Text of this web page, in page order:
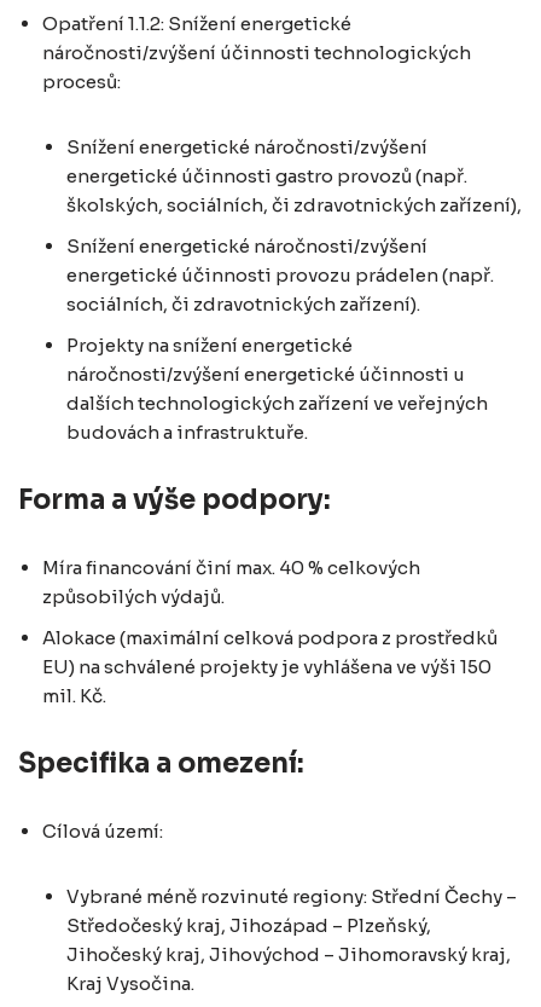
Opatření 1.1.2: Snížení energetické
náročnosti/zvýšení účinnosti technologických
procesů:
Snížení energetické náročnosti/zvýšení
energetické účinnosti gastro provozů (např.
školských, sociálních, či zdravotnických zařízení),
Snížení energetické náročnosti/zvýšení
energetické účinnosti provozu prádelen (např.
sociálních, či zdravotnických zařízení).
Projekty na snížení energetické
náročnosti/zvýšení energetické účinnosti u
dalších technologických zařízení ve veřejných
budovách a infrastruktuře.
Forma a výše podpory:
Míra financování činí max. 40 % celkových
způsobilých výdajů.
Alokace (maximální celková podpora z prostředků
EU) na schválené projekty je vyhlášena ve výši 150
mil. Kč.
Specifika a omezení:
Cílová území:
Vybrané méně rozvinuté regiony: Střední Čechy –
Středočeský kraj, Jihozápad – Plzeňský,
Jihočeský kraj, Jihovýchod – Jihomoravský kraj,
Kraj Vysočina.